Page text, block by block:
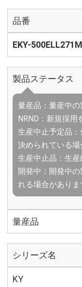
品番
EKY-
製品ステータス
量産品：量産中の
NRND：新規採用
生産中止予定品
決められている場
生産中止品：生産
開発中：開発中
れる場合がありま
量産品
シリーズ名
KY